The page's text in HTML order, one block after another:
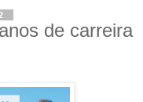
de carreira